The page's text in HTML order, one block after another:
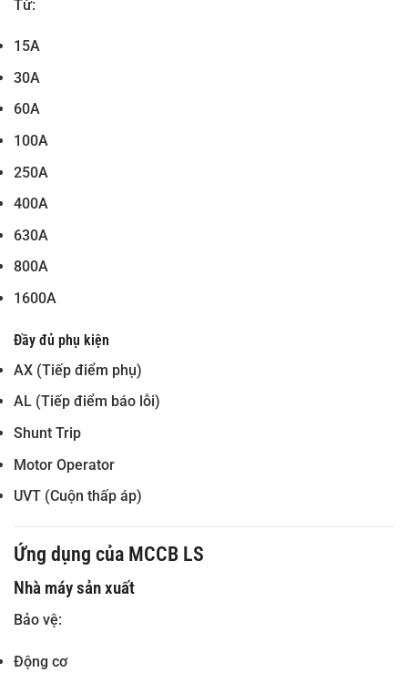
Từ:
15A
30A
60A
100A
250A
400A
630A
800A
1600A
Đầy đủ phụ kiện
AX (Tiếp điểm phụ)
AL (Tiếp điểm báo lỗi)
Shunt Trip
Motor Operator
UVT (Cuộn thấp áp)
Ứng dụng của MCCB LS
Nhà máy sản xuất
Bảo vệ:
Động cơ